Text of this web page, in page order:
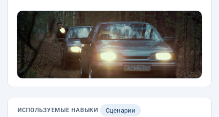
ИСПОЛЬЗУЕМЫЕ НАВЫКИ Сценарии